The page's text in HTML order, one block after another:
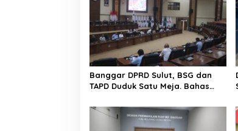
Banggar DPRD Sulut, BSG dan
TAPD Duduk Satu Meja. Bahas
ke BSG